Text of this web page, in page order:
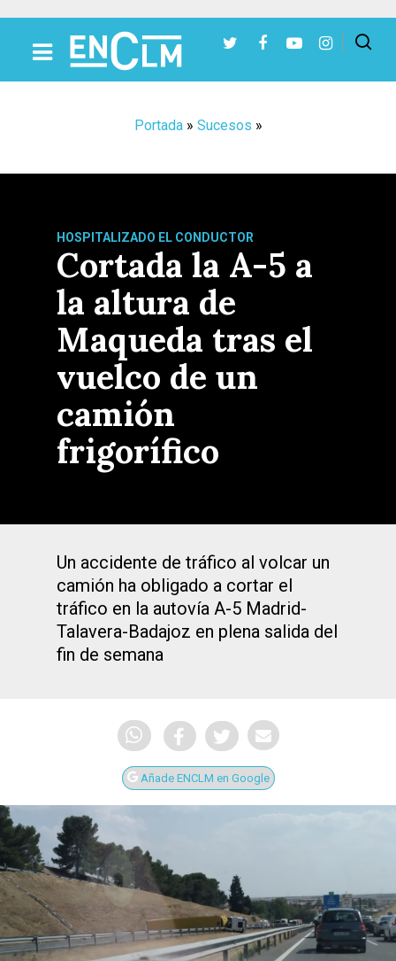
Portada» Sucesos »
HOSPITALIZADO EL CONDUCTOR
Cortada la A-5 a
la altura de
Maqueda tras el
vuelco de un
camión
frigorífico
Un accidente de tráfico al volcar un
camión ha obligado a cortar el
tráfico en la autovía A-5 Madrid-
Talavera-Badajoz en plena salida del
fin de semana
Añade ENCLM en Google